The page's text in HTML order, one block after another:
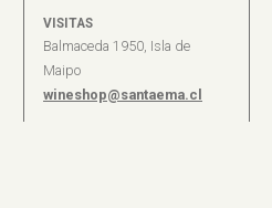
VISITAS
Balmaceda 1950, Isla de
Maipo
wineshop@santaema.cl